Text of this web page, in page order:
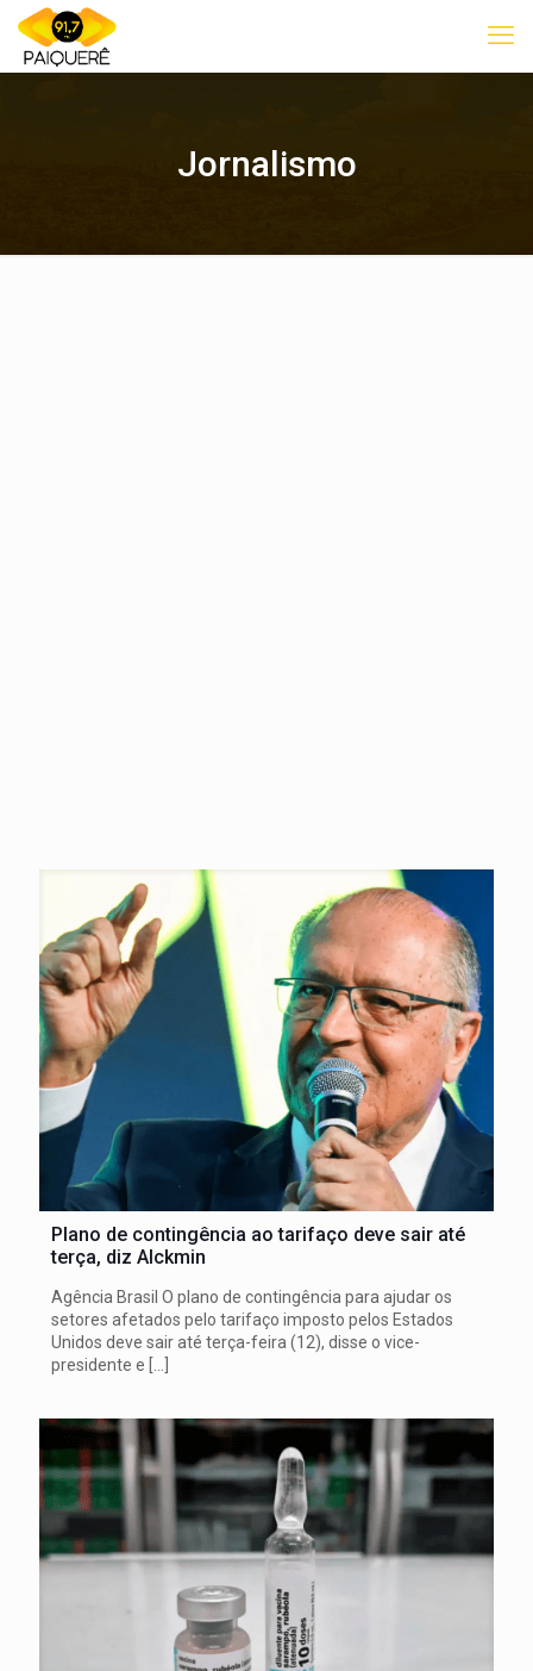
Jornalismo
Plano de contingência ao tarifaço deve sair até
terça, diz Alckmin
Agência Brasil O plano de contingência para ajudar os
setores afetados pelo tarifaço imposto pelos Estados
Unidos deve sair até terça-feira (12), disse o vice-
presidente e […]